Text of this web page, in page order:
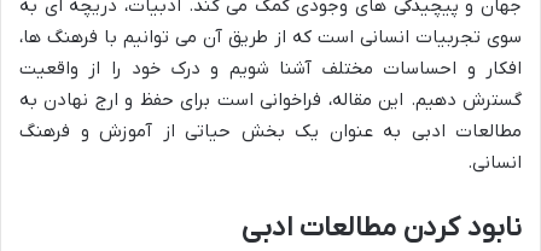
جهان و پیچیدگی های وجودی کمک می کند. ادبیات، دریچه ای به
سوی تجربیات انسانی است که از طریق آن می توانیم با فرهنگ ها،
افکار و احساسات مختلف آشنا شویم و درک خود را از واقعیت
گسترش دهیم. این مقاله، فراخوانی است برای حفظ و ارج نهادن به
مطالعات ادبی به عنوان یک بخش حیاتی از آموزش و فرهنگ
انسانی.
نابود کردن مطالعات ادبی